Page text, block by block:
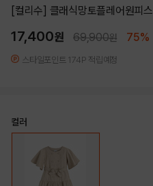
[컬리수] 클래식망토플레어원피스
17,400원 69,900원 75%
스타일포인트 174P 적립예정
컬러